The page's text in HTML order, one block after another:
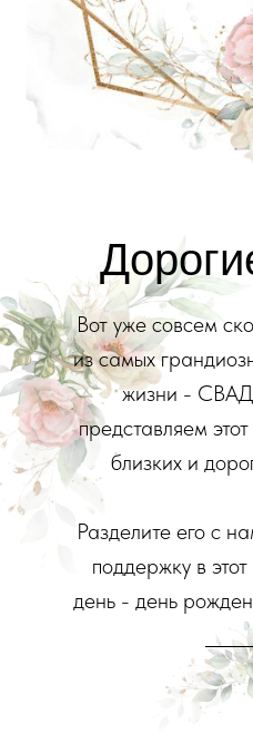
Вот уже совсем
из самых
жизни -
представляем
близких и
Разделите его с
поддержку в
день - день